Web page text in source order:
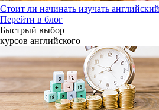
Стоит ли начинать изучать
Перейти в блог
Быстрый выбор
курсов английcкого